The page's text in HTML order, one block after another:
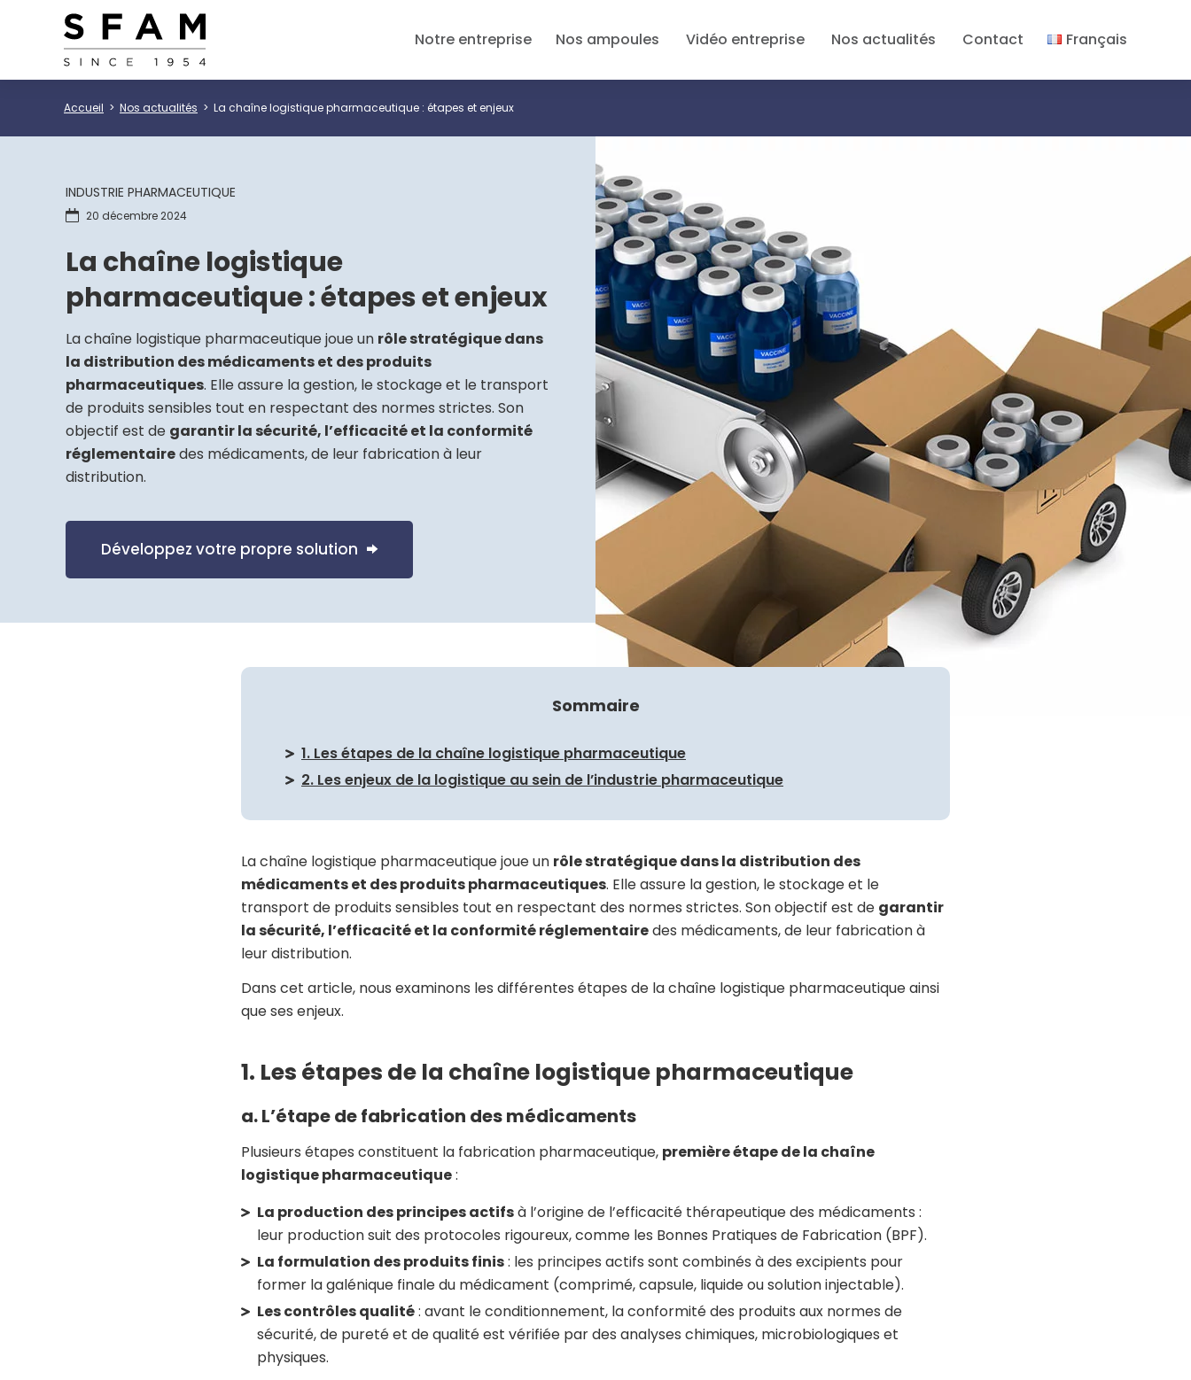
Notre entreprise Nos ampoules Vidéo entreprise Nos actualités Contact Français
Accueil Nos actualités La chaîne logistique pharmaceutique : étapes et enjeux
INDUSTRIE PHARMACEUTIQUE
20 décembre 2024
La chaîne logistique
pharmaceutique : étapes et enjeux
La chaîne logistique pharmaceutique joue un rôle stratégique dans
la distribution des médicaments et des produits
pharmaceutiques. Elle assure la gestion, le stockage et le transport
de produits sensibles tout en respectant des normes strictes. Son
objectif est de garantir la sécurité, l’efficacité et la conformité
réglementairedes médicaments, de leur fabrication à leur
distribution.
Développez votre propre solution
Sommaire
1. Les étapes de la chaîne logistique pharmaceutique
2. Les enjeux de la logistique au sein de l’industrie pharmaceutique
La chaîne logistique pharmaceutique joue un rôle stratégique dans la distribution des
médicaments et des produits pharmaceutiques. Elle assure la gestion, le stockage et le
transport de produits sensibles tout en respectant des normes strictes. Son objectif est de garantir
la sécurité, l’efficacité et la conformité réglementairedes médicaments, de leur fabrication à
leur distribution.
Dans cet article, nous examinons les différentes étapes de la chaîne logistique pharmaceutique ainsi
que ses enjeux.
1. Les étapes de la chaîne logistique pharmaceutique
a. L’étape de fabrication des médicaments
Plusieurs étapes constituent la fabrication pharmaceutique, première étape de la chaîne
logistique pharmaceutique:
La production des principes actifsà l’origine de l’efficacité thérapeutique des médicaments :
leur production suit des protocoles rigoureux, comme les Bonnes Pratiques de Fabrication (BPF).
La formulation des produits finis: les principes actifs sont combinés à des excipients pour
former la galénique finale du médicament (comprimé, capsule, liquide ou solution injectable).
Les contrôles qualité: avant le conditionnement, la conformité des produits aux normes de
sécurité, de pureté et de qualité est vérifiée par des analyses chimiques, microbiologiques et
physiques.